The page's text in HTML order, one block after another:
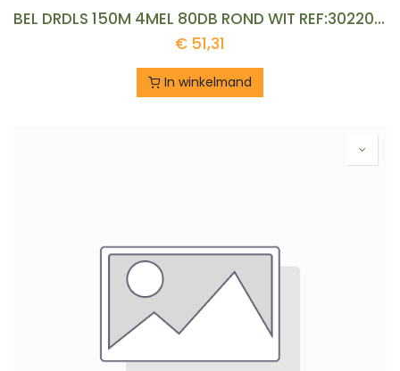
BEL DRDLS 150M 4MEL 80DB ROND WIT REF:302200002 HONEYWELL
€ 51,31
In winkelmand